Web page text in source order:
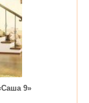
9»